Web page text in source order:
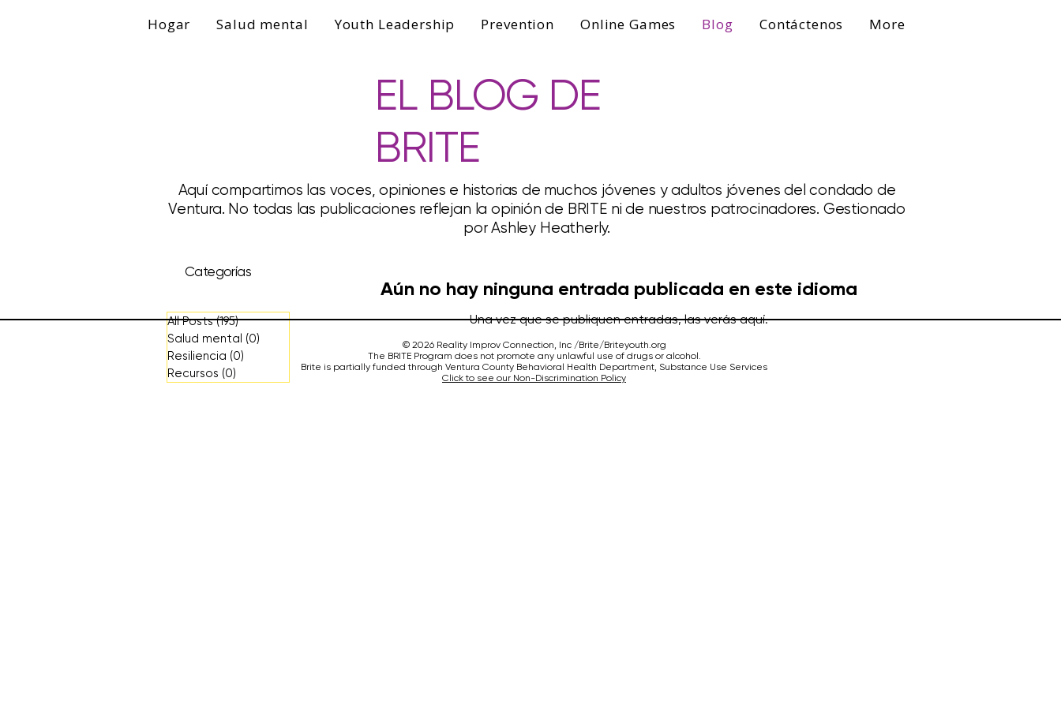
Hogar Salud mental Youth Leadership Prevention Online Games Blog Contáctenos More
EL BLOG DE
BRITE
Aquí compartimos las voces, opiniones e historias de muchos jóvenes y adultos jóvenes del condado de
Ventura. No todas las publicaciones reflejan la opinión de BRITE ni de nuestros patrocinadores. Gestionado
por Ashley Heatherly.
Categorías
All Posts (195)195 entradas
Salud mental (0)
Resiliencia (0)
Recursos (0)
Aún no hay ninguna entrada publicada en este idioma
Una vez que se publiquen entradas, las verás aquí.
© 2026 Reality Improv Connection, Inc /Brite/Briteyouth.org
The BRITE Program does not promote any unlawful use of drugs or alcohol.
Brite is partially funded through Ventura County Behavioral Health Department, Substance Use Services
Click to see our Non-Discrimination Policy